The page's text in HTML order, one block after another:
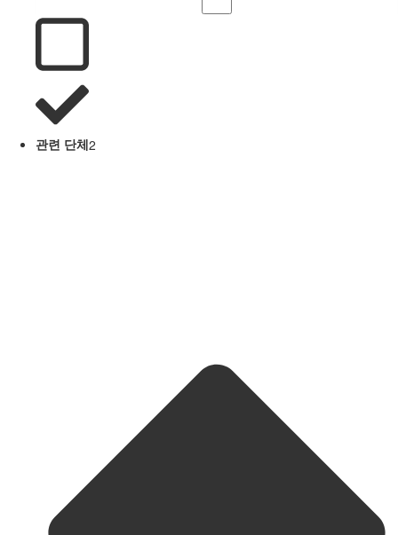
관련 단체2